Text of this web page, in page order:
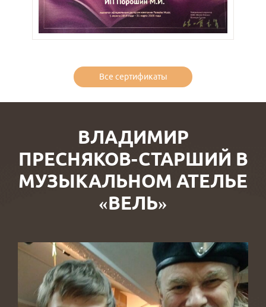
Все сертификаты
ВЛАДИМИР
ПРЕСНЯКОВ-СТАРШИЙ В
МУЗЫКАЛЬНОМ АТЕЛЬЕ
«ВЕЛЬ»